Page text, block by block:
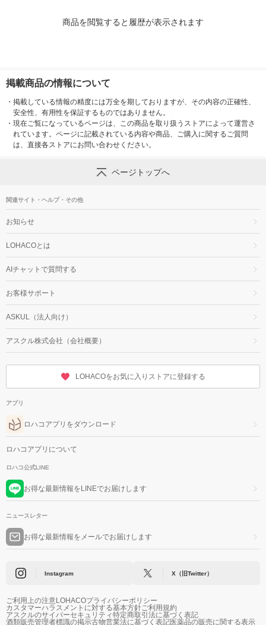
商品を閲覧すると履歴が表示されます
掲載商品の情報について
・ 掲載している情報の精度には万全を期しておりますが、その内容の正確性、
安全性、有用性を保証するものではありません。
・ 現在ご覧になっているページは、この商品を取り扱うストアによって運営さ
れています。ページに記載されている内容や商品、ご購入に関するご質問
は、直接各ストアにお問い合わせください。
ページトップへ
関連サイト・ヘルプ・その他
お知らせ
LOHACOとは
AIチャットで質問する
お客様サポート
ASKUL（法人向け）
アスクル株式会社（会社概要）
LOHACOをお気に入りストアに登録する
アプリ
ロハコアプリをダウンロード
ロハコアプリについて
ロハコ公式LINE
お得な最新情報をLINEでお届けします
ニュースレター
お得な最新情報をメールでお届けします
Instagram X（旧Twitter）
ご利用上の注意LOHACOプライバシーポリシー
カスタマーハラスメントに対する基本方針ご利用規約
アスクルのサイバーセキュリティ特定商取引法に基づく表記
酒類販売管理者標識の掲示古物営業法に基づく表記医薬品の販売に関する表示